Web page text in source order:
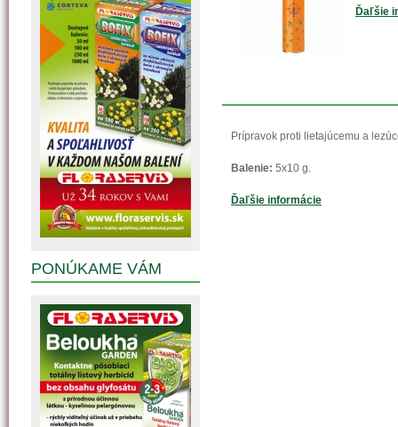
Ďaľšie
Prípravok proti lietajúcemu a
Balenie: 5x10 g.
Ďaľšie informácie
PONÚKAME VÁM